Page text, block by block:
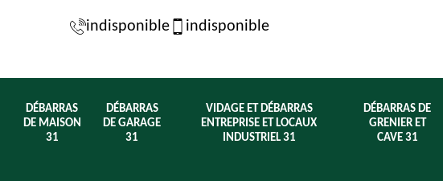
indisponible indisponible
DÉBARRAS
DE MAISON
31
DÉBARRAS
DE GARAGE
31
VIDAGE ET DÉBARRAS
ENTREPRISE ET LOCAUX
INDUSTRIEL 31
DÉBARRAS DE
GRENIER ET
CAVE 31